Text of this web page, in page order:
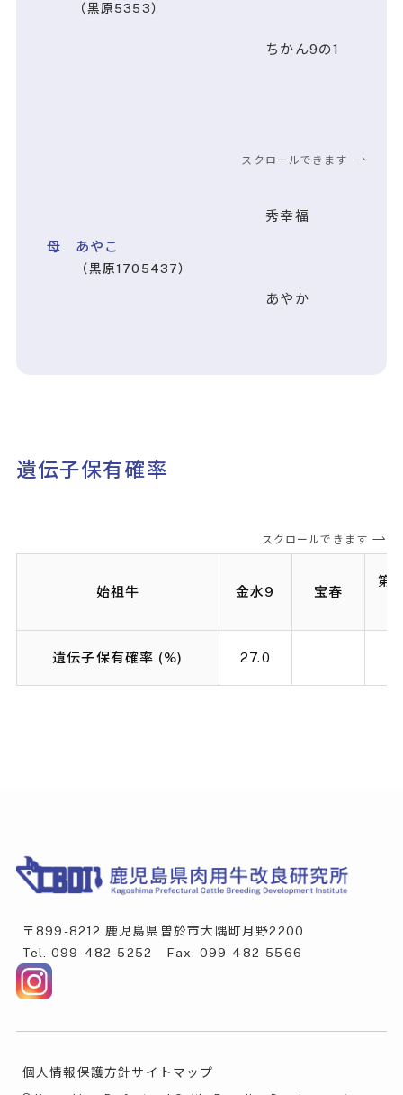
（黒原5353）
ちかん9の1
スクロールできます
母 あやこ
（黒原1705437）
秀幸福
あやか
遺伝子保有確率
スクロールできます
始祖牛 金水9 宝春
第
遺伝子保有確率 (%) 27.0
〒899-8212 鹿児島県曽於市大隅町月野2200
Tel. 099-482-5252 Fax. 099-482-5566
個人情報保護方針サイトマップ